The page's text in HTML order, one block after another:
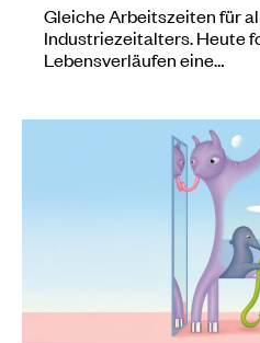
Gleiche Arbeitszeiten für
Industriezeitalters. Heute
Lebensverläufen eine…